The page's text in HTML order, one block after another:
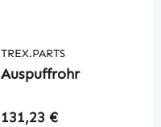
TREX.PARTS
Auspuffrohr
Regulärer Preis:
131,23 €